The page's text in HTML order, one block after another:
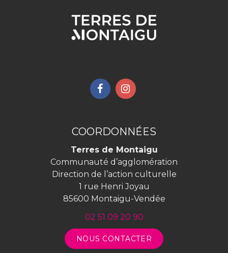
Lien
compte
Facebook
Lien
compte
Instagram
COORDONNÉES
Terres de Montaigu
Communauté d’agglomération
Direction de l’action culturelle
1 rue Henri Joyau
85600 Montaigu-Vendée
02 51 09 20 90
NOUS CONTACTER